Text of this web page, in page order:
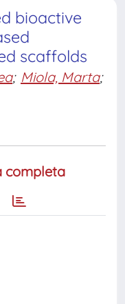
bioactive
scaffolds
; Miola, Marta;
completa